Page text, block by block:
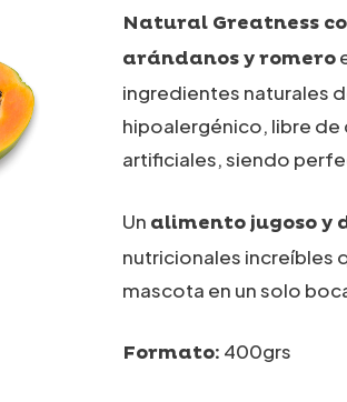
original
era:
4,18€.
es:
Natural Greatness
arándanos y romero
ingredientes naturales
hipoalergénico, libre de
artificiales, siendo
Un alimento jugoso y
nutricionales increíbles
mascota en un solo
Formato: 400grs